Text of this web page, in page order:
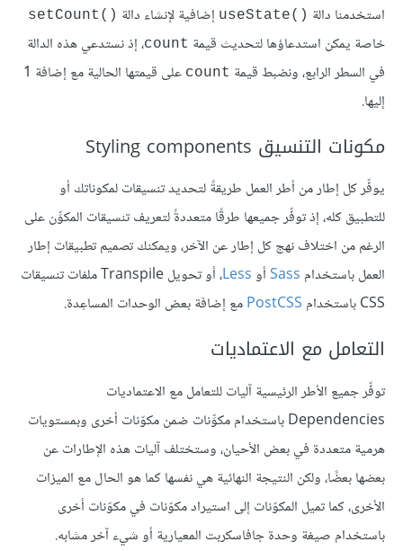
استخدمنا دالة useState()‎ إضافية لإنشاء دالة setCount()‎
خاصة يمكن استدعاؤها لتحديث قيمة count، إذ نستدعي هذه الدالة
في السطر الرابع، ونضبط قيمة count
على قيمتها الحالية مع إضافة 1
إليها.
مكونات التنسيق Styling components
يوفِّر كل إطار من أطر العمل طريقةً لتحديد تنسيقات لمكوناتك أو
للتطبيق كله، إذ توفِّر جميعها طرقًا متعددةً لتعريف تنسيقات المكوِّن على
الرغم من اختلاف نهج كل إطار عن الآخر، ويمكنك تصميم تطبيقات إطار
العمل باستخدام SassأوLess
، أو تحويل Transpile ملفات تنسيقات
CSS باستخدام
PostCSSمع إضافة بعض الوحدات المساعِدة.
التعامل مع الاعتماديات
توفِّر جميع الأطر الرئيسية آليات للتعامل مع الاعتماديات
Dependencies باستخدام مكوِّنات ضمن مكوّنات أخرى وبمستويات
هرمية متعددة في بعض الأحيان، وستختلف آليات هذه الإطارات عن
بعضها بعضًا، ولكن النتيجة النهائية هي نفسها كما هو الحال مع الميزات
الأخرى، كما تميل المكوّنات إلى استيراد مكوّنات في مكوّنات أخرى
باستخدام صيغة وحدة جافاسكربت المعيارية أو شيء آخر مشابه.